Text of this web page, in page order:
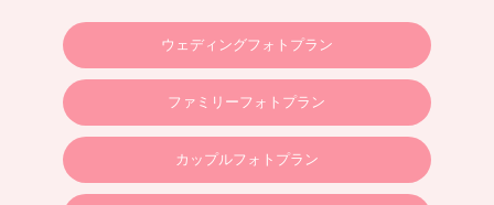
ウェディングフォトプラン
ファミリーフォトプラン
カップルフォトプラン